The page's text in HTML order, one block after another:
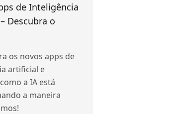
de Inteligência
Descubra o
os novos apps de
artificial e
a IA está
a maneira